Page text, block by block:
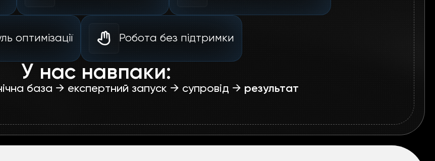
оптимізації Робота без підтримки
У нас навпаки:
база → експертний запуск → супровід → результат